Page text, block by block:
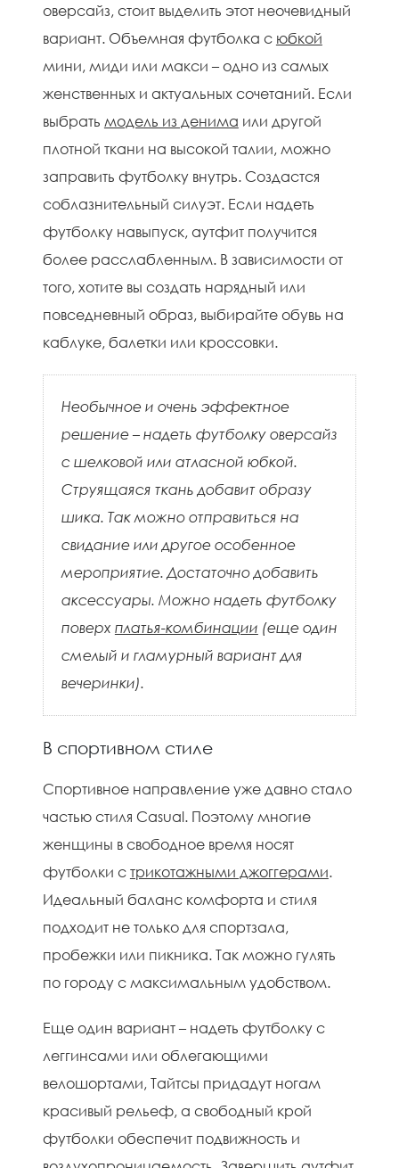
оверсайз, стоит выделить этот неочевидный
вариант. Объемная футболка с юбкой
мини, миди или макси – одно из самых
женственных и актуальных сочетаний. Если
выбрать модель из денима или другой
плотной ткани на высокой талии, можно
заправить футболку внутрь. Создастся
соблазнительный силуэт. Если надеть
футболку навыпуск, аутфит получится
более расслабленным. В зависимости от
того, хотите вы создать нарядный или
повседневный образ, выбирайте обувь на
каблуке, балетки или кроссовки.
Необычное и очень эффектное
решение – надеть футболку оверсайз
с шелковой или атласной юбкой.
Струящаяся ткань добавит образу
шика. Так можно отправиться на
свидание или другое особенное
мероприятие. Достаточно добавить
аксессуары. Можно надеть футболку
поверх платья-комбинации (еще один
смелый и гламурный вариант для
вечеринки).
В спортивном стиле
Спортивное направление уже давно стало
частью стиля Casual. Поэтому многие
женщины в свободное время носят
футболки с трикотажными джоггерами.
Идеальный баланс комфорта и стиля
подходит не только для спортзала,
пробежки или пикника. Так можно гулять
по городу с максимальным удобством.
Еще один вариант – надеть футболку с
леггинсами или облегающими
велошортами, Тайтсы придадут ногам
красивый рельеф, а свободный крой
футболки обеспечит подвижность и